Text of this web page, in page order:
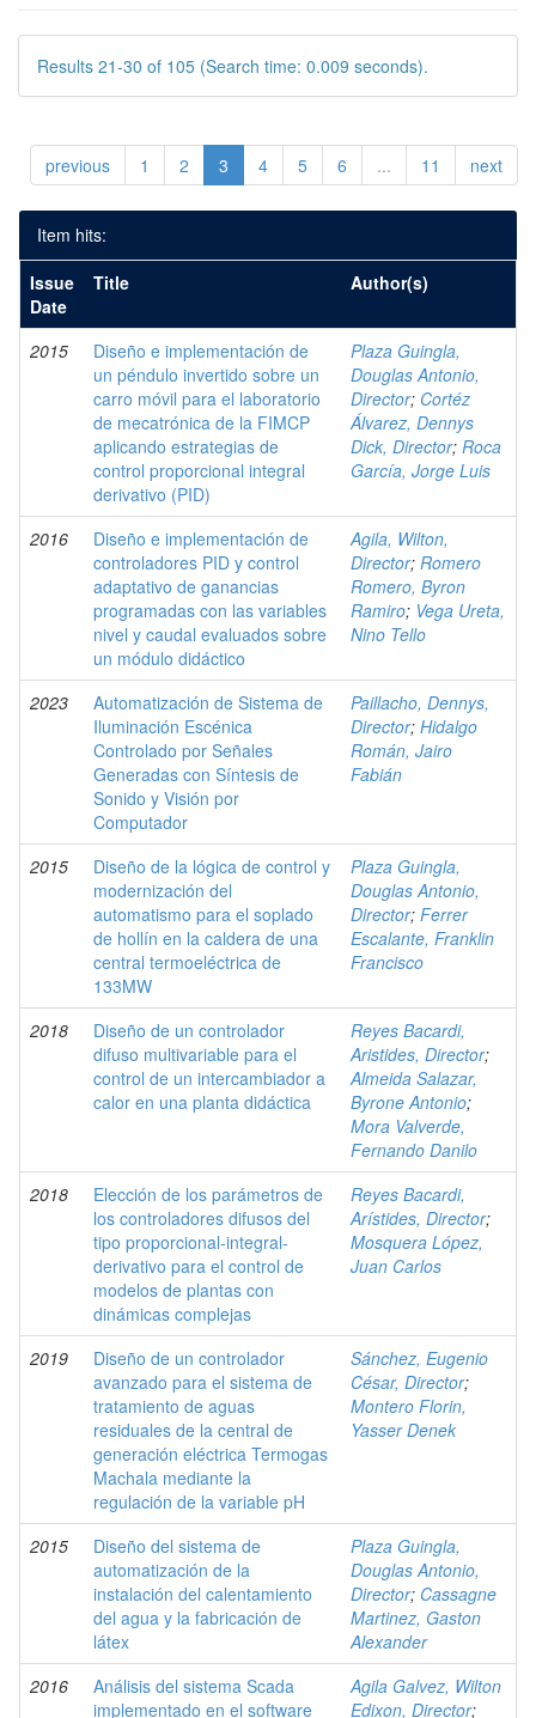
Results 21-30 of 105 (Search time: 0.009 seconds).
previous 1 2 3 4 5 6 ... 11 next
Item hits:
Issue
Date
Title Author(s)
2015
Diseño e implementación de
un péndulo invertido sobre un
carro móvil para el laboratorio
de mecatrónica de la FIMCP
aplicando estrategias de
control proporcional integral
derivativo (PID)
Plaza Guingla,
Douglas Antonio,
Director; Cortéz
Álvarez, Dennys
Dick, Director; Roca
García, Jorge Luis
2016
Diseño e implementación de
controladores PID y control
adaptativo de ganancias
programadas con las variables
nivel y caudal evaluados sobre
un módulo didáctico
Agila, Wilton,
Director; Romero
Romero, Byron
Ramiro; Vega Ureta,
Nino Tello
2023
Automatización de Sistema de
Iluminación Escénica
Controlado por Señales
Generadas con Síntesis de
Sonido y Visión por
Computador
Paillacho, Dennys,
Director; Hidalgo
Román, Jairo
Fabián
2015
Diseño de la lógica de control y
modernización del
automatismo para el soplado
de hollín en la caldera de una
central termoeléctrica de
133MW
Plaza Guingla,
Douglas Antonio,
Director; Ferrer
Escalante, Franklin
Francisco
2018
Diseño de un controlador
difuso multivariable para el
control de un intercambiador a
calor en una planta didáctica
Reyes Bacardi,
Aristides, Director;
Almeida Salazar,
Byrone Antonio;
Mora Valverde,
Fernando Danilo
2018
Elección de los parámetros de
los controladores difusos del
tipo proporcional-integral-
derivativo para el control de
modelos de plantas con
dinámicas complejas
Reyes Bacardi,
Arístides, Director;
Mosquera López,
Juan Carlos
2019
Diseño de un controlador
avanzado para el sistema de
tratamiento de aguas
residuales de la central de
generación eléctrica Termogas
Machala mediante la
regulación de la variable pH
Sánchez, Eugenio
César, Director;
Montero Florin,
Yasser Denek
2015
Diseño del sistema de
automatización de la
instalación del calentamiento
del agua y la fabricación de
látex
Plaza Guingla,
Douglas Antonio,
Director; Cassagne
Martinez, Gaston
Alexander
2016
Análisis del sistema Scada
implementado en el software
Agila Galvez, Wilton
Edixon, Director;